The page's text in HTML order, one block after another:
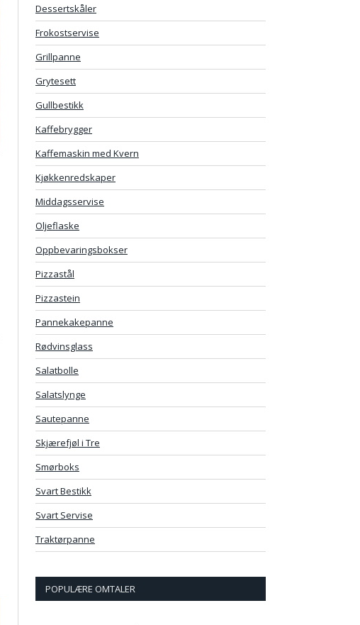
Dessertskåler
Frokostservise
Grillpanne
Grytesett
Gullbestikk
Kaffebrygger
Kaffemaskin med Kvern
Kjøkkenredskaper
Middagsservise
Oljeflaske
Oppbevaringsbokser
Pizzastål
Pizzastein
Pannekakepanne
Rødvinsglass
Salatbolle
Salatslynge
Sautepanne
Skjærefjøl i Tre
Smørboks
Svart Bestikk
Svart Servise
Traktørpanne
POPULÆRE OMTALER